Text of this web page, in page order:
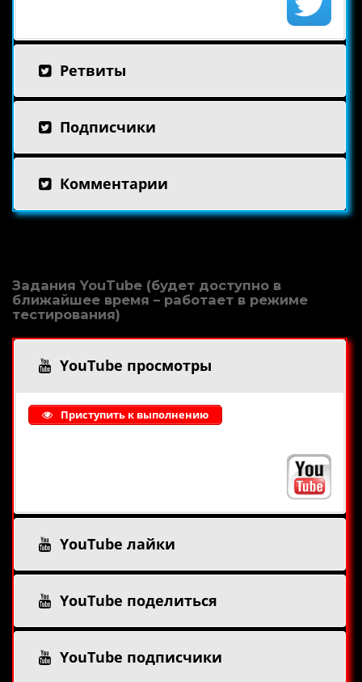
Ретвиты
Подписчики
Комментарии
Задания YouTube (будет доступно в
ближайшее время – работает в режиме
тестирования)
YouTube просмотры
Приступить к выполнению
YouTube лайки
YouTube поделиться
YouTube подписчики